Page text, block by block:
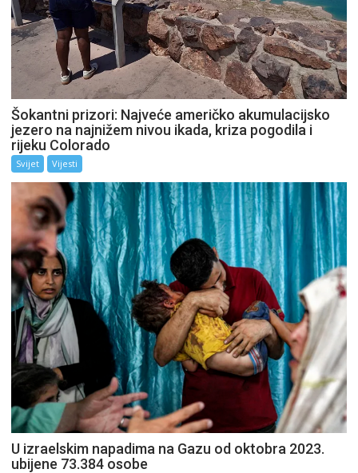
Šokantni prizori: Najveće američko akumulacijsko
jezero na najnižem nivou ikada, kriza pogodila i
rijeku Colorado
Svijet Vijesti
U izraelskim napadima na Gazu od oktobra 2023.
ubijene 73.384 osobe